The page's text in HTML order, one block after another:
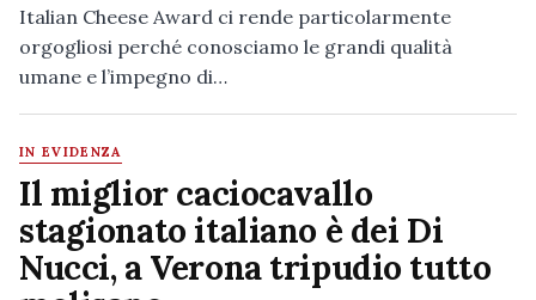
Italian Cheese Award ci rende particolarmente
orgogliosi perché conosciamo le grandi qualità
umane e l’impegno di…
IN EVIDENZA
Il miglior caciocavallo
stagionato italiano è dei Di
Nucci, a Verona tripudio tutto